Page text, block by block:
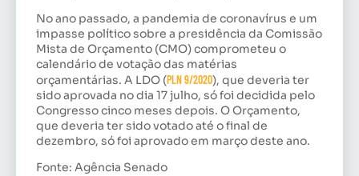
No ano passado, a pandemia de coronavírus e um
impasse político sobre a presidência da Comissão
Mista de Orçamento (CMO) comprometeu o
calendário de votação das matérias
orçamentárias. A LDO (PLN 9/2020), que deveria ter
sido aprovada no dia 17 julho, só foi decidida pelo
Congresso cinco meses depois. O Orçamento,
que deveria ter sido votado até o final de
dezembro, só foi aprovado em março deste ano.
Fonte: Agência Senado